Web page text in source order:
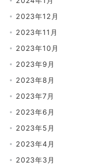
2023年12月
2023年11月
2023年10月
2023年9月
2023年8月
2023年7月
2023年6月
2023年5月
2023年4月
2023年3月